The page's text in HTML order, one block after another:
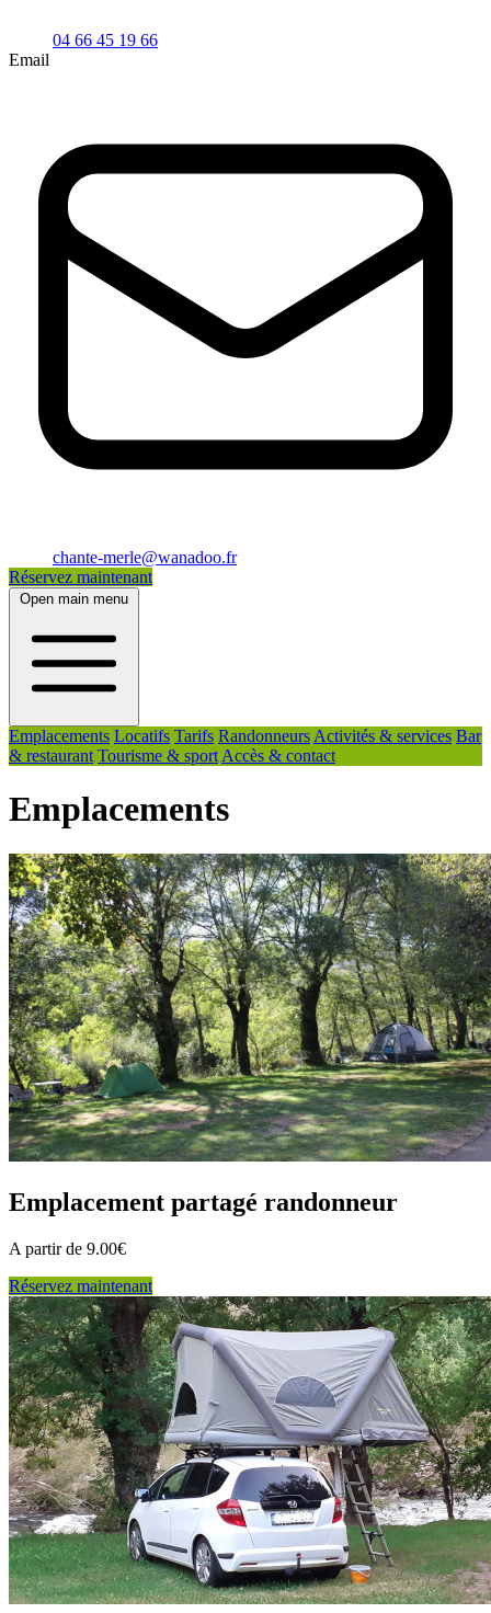
04 66 45 19 66
Email
chante-merle@wanadoo.fr
Réservez maintenant
Open main menu
Emplacements Locatifs Tarifs Randonneurs Activités & services Bar
& restaurant Tourisme & sport Accès & contact
Emplacements
Emplacement partagé randonneur
A partir de 9.00€
Réservez maintenant